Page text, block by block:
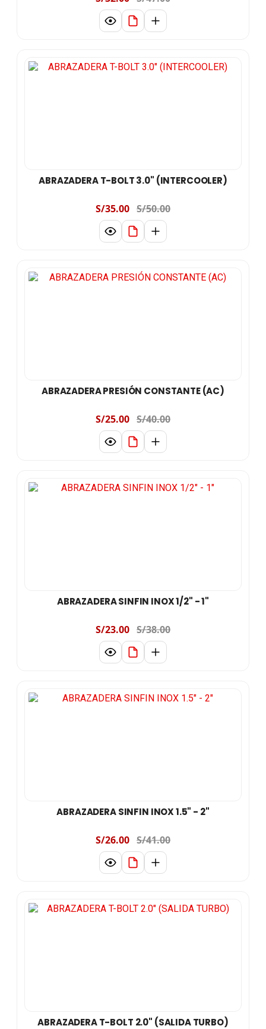
ABRAZADERA T-BOLT 3.0" (INTERCOOLER)
S/35.00 S/50.00
ABRAZADERA PRESIÓN CONSTANTE (AC)
S/25.00 S/40.00
ABRAZADERA SINFIN INOX 1/2" - 1"
S/23.00 S/38.00
ABRAZADERA SINFIN INOX 1.5" - 2"
S/26.00 S/41.00
ABRAZADERA T-BOLT 2.0" (SALIDA TURBO)